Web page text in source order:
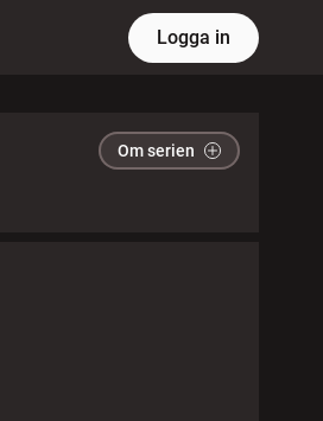
Logga in
Om serien